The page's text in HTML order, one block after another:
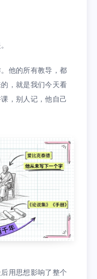
他的所有教导，都
，就是我们今天看
，别人记，他自己
用思想影响了整个